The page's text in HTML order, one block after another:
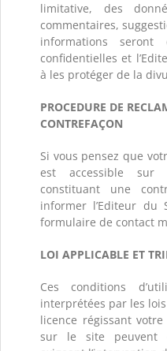
limitative, des
commentaires,
informations seront
confidentielles et
à les protéger de la
PROCEDURE DE
CONTREFAÇON
Si vous pensez que
est accessible sur
constituant une
informer l’Editeur du
formulaire de contact
LOI APPLICABLE ET
Ces conditions
interprétées par les
licence régissant
sur le site peuvent